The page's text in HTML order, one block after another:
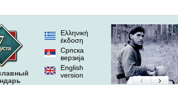
Ελληνική
έκδοση
Српска
верзиjа
English
version